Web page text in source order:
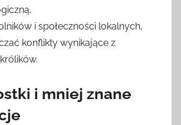
i społeczności lokalnych,
konflikty wynikające z
i mniej znane